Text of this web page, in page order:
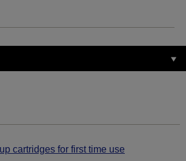
cartridges for first time use